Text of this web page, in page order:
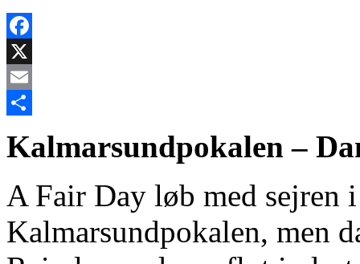
Facebook
X
Email
Kalmarsundpokalen –
A Fair Day løb med sejren
Kalmarsundpokalen, men